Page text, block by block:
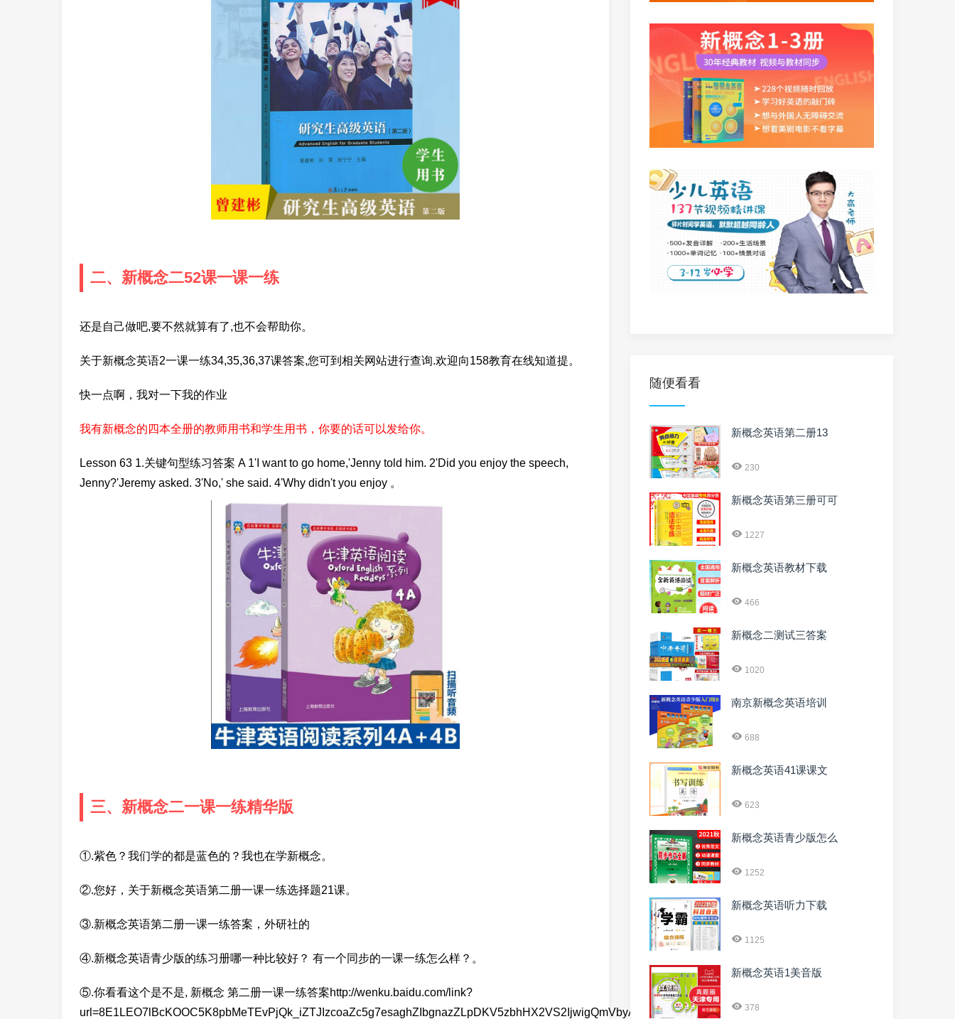
二、新概念二52课一课一练
还是自己做吧,要不然就算有了,也不会帮助你。
关于新概念英语2一课一练34,35,36,37课答案,您可到相关网站进行查询.欢迎向158教育在线知道提。
快一点啊，我对一下我的作业
我有新概念的四本全册的教师用书和学生用书，你要的话可以发给你。
Lesson 63 1.关键句型练习答案 A 1'I want to go home,'Jenny told him. 2'Did you enjoy the speech,
Jenny?'Jeremy asked. 3'No,' she said. 4'Why didn't you enjoy 。
三、新概念二一课一练精华版
①.紫色？我们学的都是蓝色的？我也在学新概念。
②.您好，关于新概念英语第二册一课一练选择题21课。
③.新概念英语第二册一课一练答案，外研社的
④.新概念英语青少版的练习册哪一种比较好？ 有一个同步的一课一练怎么样？。
⑤.你看看这个是不是, 新概念 第二册一课一练答案http://wenku.baidu.com/link?
url=8E1LEO7lBcKOOC5K8pbMeTEvPjQk_iZTJIzcoaZc5g7esaghZIbgnazZLpDKV5zbhHX2VS2IjwigQmVbyAREXWs2rxm5FX-
随便看看
新概念英语第二册13
230
新概念英语第三册可可
1227
新概念英语教材下载
466
新概念二测试三答案
1020
南京新概念英语培训
688
新概念英语41课课文
623
新概念英语青少版怎么
1252
新概念英语听力下载
1125
新概念英语1美音版
378